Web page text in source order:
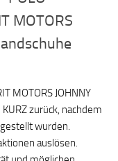
MOTORS
MOTORS JOHNNY
KURZ zurück, nachdem
wurden.
auslösen.